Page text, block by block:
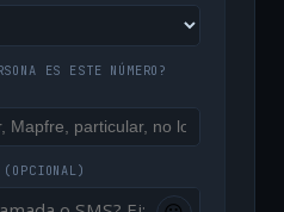
ES ESTE NÚMERO?
(OPCIONAL)